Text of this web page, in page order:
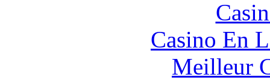
Casino En
Meilleur